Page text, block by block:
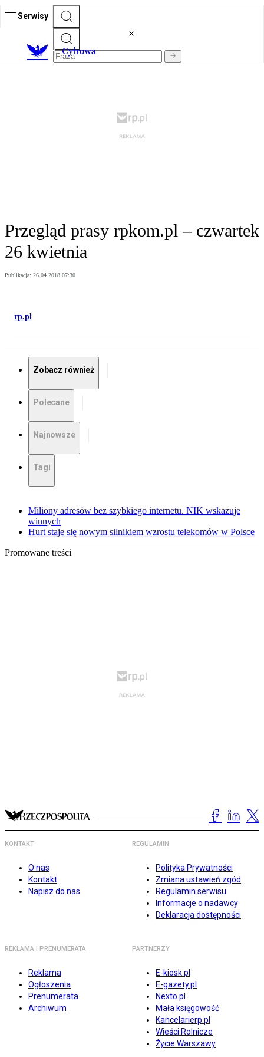
Serwisy
Cyfrowa
Przegląd prasy rpkom.pl – czwartek
26 kwietnia
Publikacja: 26.04.2018 07:30
rp.pl
Zobacz również
Polecane
Najnowsze
Tagi
Miliony adresów bez szybkiego internetu. NIK wskazuje
winnych
Hurt staje się nowym silnikiem wzrostu telekomów w Polsce
Promowane treści
KONTAKT
O nas
Kontakt
Napisz do nas
REGULAMIN
Polityka Prywatności
Zmiana ustawień zgód
Regulamin serwisu
Informacje o nadawcy
Deklaracja dostępności
REKLAMA I PRENUMERATA
Reklama
Ogłoszenia
Prenumerata
Archiwum
PARTNERZY
E-kiosk.pl
E-gazety.pl
Nexto.pl
Mała księgowość
Kancelarierp.pl
Wieści Rolnicze
Życie Warszawy